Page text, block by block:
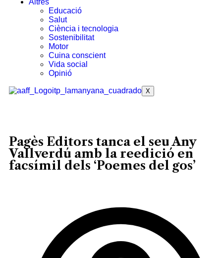
Altres
Educació
Salut
Ciència i tecnologia
Sostenibilitat
Motor
Cuina conscient
Vida social
Opinió
X
Pagès Editors tanca el seu Any
Vallverdú amb la reedició en
facsímil dels ‘Poemes del gos’